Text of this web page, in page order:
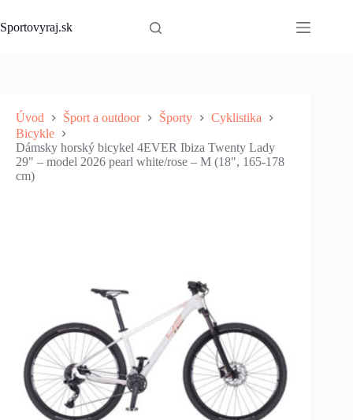
to
content
Sportovyraj.sk
Úvod Šport a outdoor Športy
Cyklistika
Bicykle
Dámsky horský bicykel 4EVER Ibiza Twenty Lady
29" – model 2026 pearl white/rose – M (18", 165-178
cm)